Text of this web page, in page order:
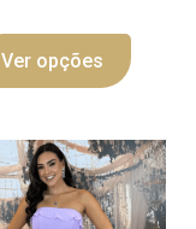
Ver opções